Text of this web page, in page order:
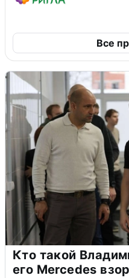
Все
Кто такой
его Mercedes